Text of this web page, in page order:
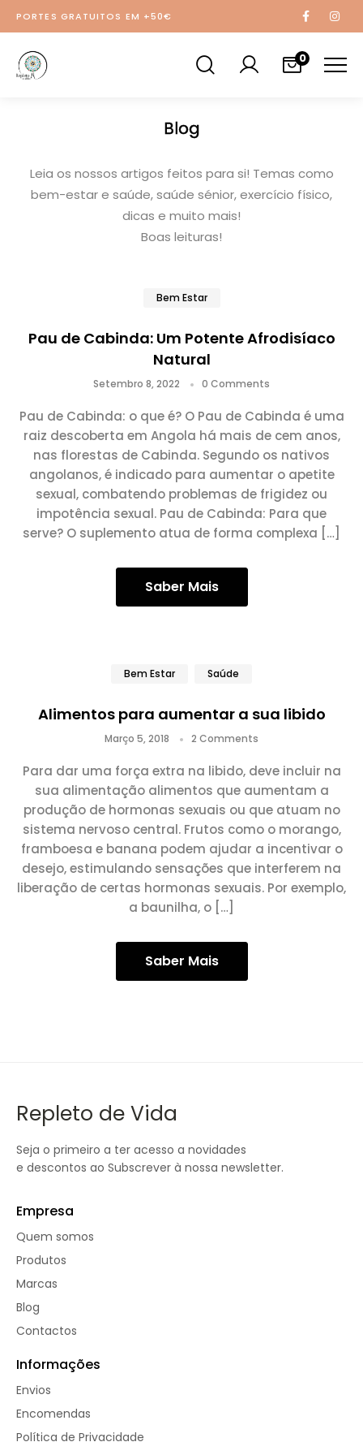
PORTES GRATUITOS EM +50€
0
Blog
Leia os nossos artigos feitos para si! Temas como
bem-estar e saúde, saúde sénior, exercício físico,
dicas e muito mais!
Boas leituras!
Bem Estar
Pau de Cabinda: Um Potente Afrodisíaco
Natural
Setembro 8, 2022 0 Comments
Pau de Cabinda: o que é? O Pau de Cabinda é uma
raiz descoberta em Angola há mais de cem anos,
nas florestas de Cabinda. Segundo os nativos
angolanos, é indicado para aumentar o apetite
sexual, combatendo problemas de frigidez ou
impotência sexual. Pau de Cabinda: Para que
serve? O suplemento atua de forma complexa […]
Saber Mais
Bem Estar Saúde
Alimentos para aumentar a sua libido
Março 5, 2018 2 Comments
Para dar uma força extra na libido, deve incluir na
sua alimentação alimentos que aumentam a
produção de hormonas sexuais ou que atuam no
sistema nervoso central. Frutos como o morango,
framboesa e banana podem ajudar a incentivar o
desejo, estimulando sensações que interferem na
liberação de certas hormonas sexuais. Por exemplo,
a baunilha, o […]
Saber Mais
Repleto de Vida
Seja o primeiro a ter acesso a novidades
e descontos ao Subscrever à nossa newsletter.
Empresa
Quem somos
Produtos
Marcas
Blog
Contactos
Informações
Envios
Encomendas
Política de Privacidade